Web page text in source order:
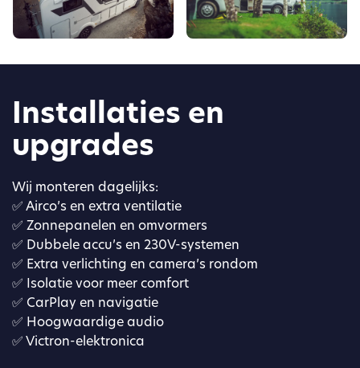
Installaties en
upgrades
Wij monteren dagelijks:
✅ Airco’s en extra ventilatie
✅ Zonnepanelen en omvormers
✅ Dubbele accu’s en 230V-systemen
✅ Extra verlichting en camera’s rondom
✅ Isolatie voor meer comfort
✅ CarPlay en navigatie
✅ Hoogwaardige audio
✅ Victron-elektronica